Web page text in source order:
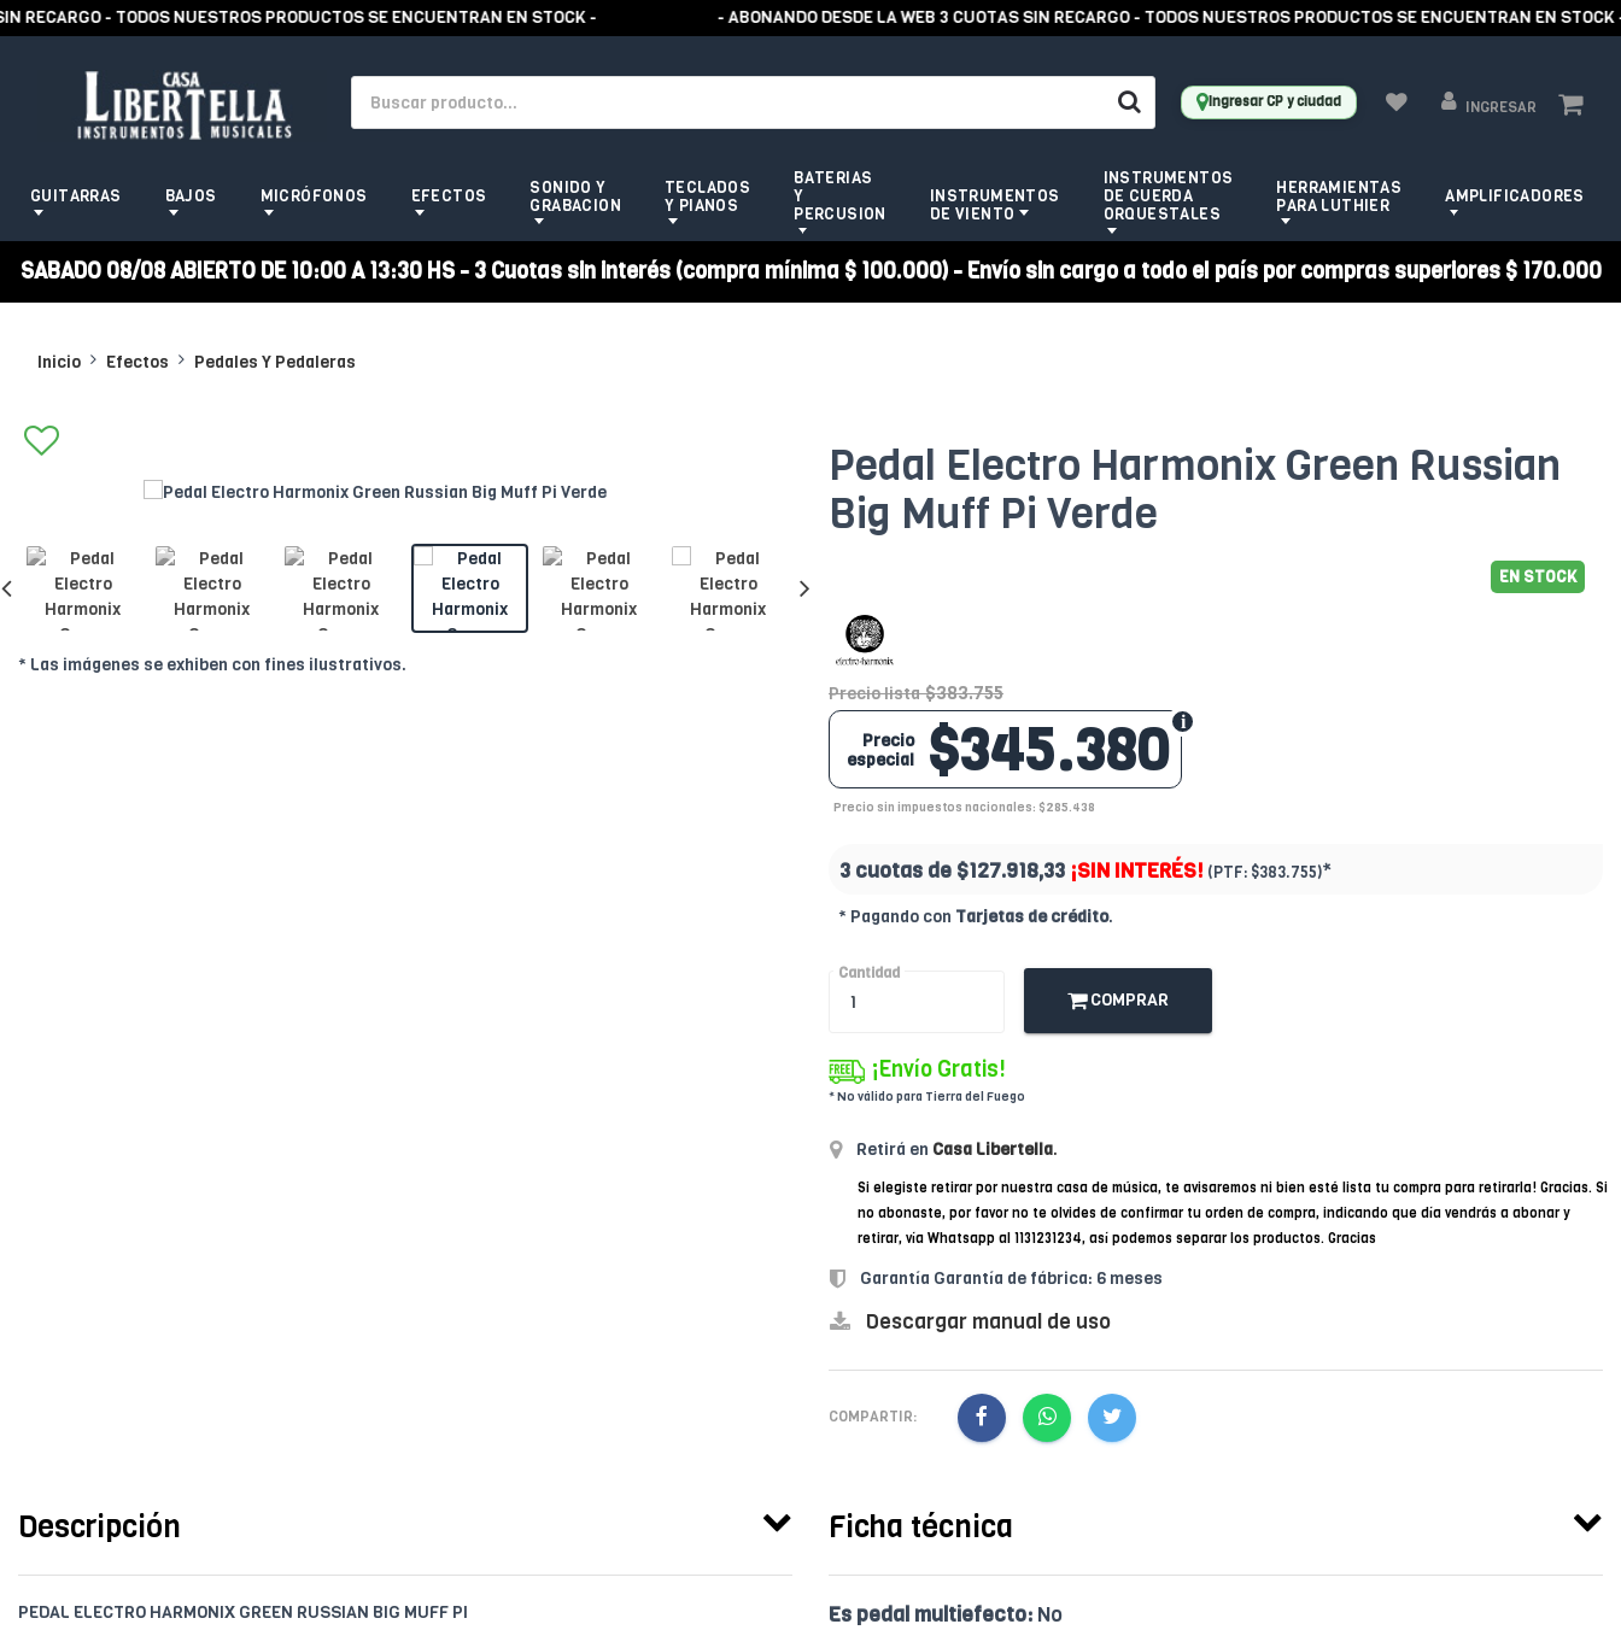
- TODOS NUESTROS PRODUCTOS SE ENCUENTRAN EN STOCK - - ABONANDO DESDE LA WEB 3 CUOTAS SIN RECARGO - TODOS NUESTROS PRODUCTOS SE ENCUENTRAN EN STOCK -
Ingresar CP y ciudad INGRESAR
GUITARRAS BAJOS MICRÓFONOS EFECTOS
SONIDO Y
GRABACION
TECLADOS
Y PIANOS
BATERIAS
Y
PERCUSION
INSTRUMENTOS
DE VIENTO
INSTRUMENTOS
DE CUERDA
ORQUESTALES
HERRAMIENTAS
PARA LUTHIER
AMPLIFICADORES
SABADO 08/08 ABIERTO DE 10:00 A 13:30 HS - 3 Cuotas sin interés (compra mínima $ 100.000) - Envío sin cargo a todo el país por compras superiores $ 170.000
Inicio Efectos Pedales Y Pedaleras
* Las imágenes se exhiben con fines ilustrativos.
Pedal Electro Harmonix Green Russian
Big Muff Pi Verde
EN STOCK
Precio lista $383.755
$345.380
Precio
especial
Precio sin impuestos nacionales: $285.438
3 cuotas de $127.918,33 ¡SIN INTERÉS! (PTF: $383.755)*
* Pagando con Tarjetas de crédito.
Cantidad
COMPRAR
¡Envío Gratis!
* No válido para Tierra del Fuego
Retirá en Casa Libertella.
Si elegiste retirar por nuestra casa de música, te avisaremos ni bien esté lista tu compra para retirarla! Gracias. Si
no abonaste, por favor no te olvides de confirmar tu orden de compra, indicando que día vendrás a abonar y
retirar, vía Whatsapp al 1131231234, así podemos separar los productos. Gracias
Garantía Garantía de fábrica: 6 meses
Descargar manual de uso
COMPARTIR:
Descripción
PEDAL ELECTRO HARMONIX GREEN RUSSIAN BIG MUFF PI
Ficha técnica
Es pedal multiefecto: No